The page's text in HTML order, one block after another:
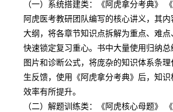
（一）系统搭建类：《阿虎拿分考典》
阿虎医考教研团队编写的核心讲义，其
大纲，将各章节知识点拆解为重点、难
快速锁定复习重心。书中大量使用归纳
图片和诊断公式，将庞杂的知识体系条
生反馈，使用《阿虎拿分考典》后，知
效率有所提升。
（二）解题训练类：《阿虎核心母题》